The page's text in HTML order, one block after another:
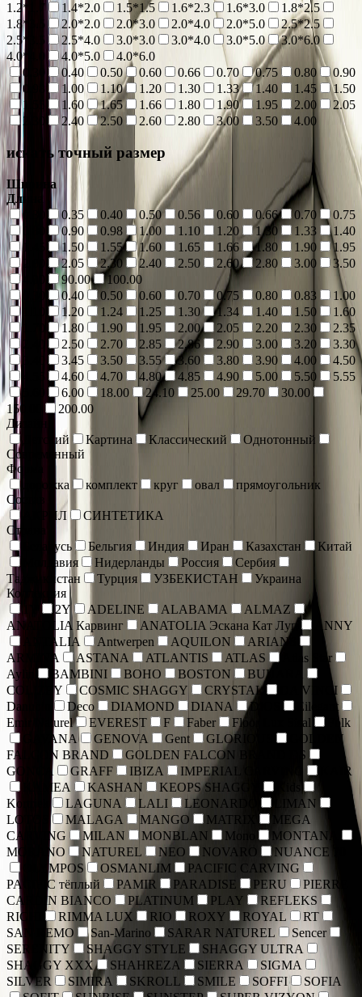
1.2*1.7
1.4*2.0 1.5*1.5 1.6*2.3 1.6*3.0
1.8*2.5
1.8*3.5
2.0*2.0 2.0*3.0 2.0*4.0 2.0*5.0
2.5*2.5
2.5*3.5
2.5*4.0 3.0*3.0 3.0*4.0 3.0*5.0
3.0*6.0
4.0*4.0
4.0*5.0
4.0*6.0
0.30
0.40 0.50 0.60 0.66 0.70 0.75 0.80
0.90
0.98
1.00 1.10 1.20 1.30 1.33 1.40 1.45
1.50
1.55
1.60 1.65 1.66 1.80 1.90 1.95 2.00
2.05
2.30
2.40 2.50 2.60 2.80 3.00 3.50 4.00
искать точный размер
Ширина
Длина
0.30
0.35 0.40 0.50 0.56 0.60 0.66 0.70
0.75
0.90 0.98 1.00 1.10 1.20 1.30 1.33
1.40
1.45
1.50 1.55 1.60 1.65 1.66 1.80 1.90
1.95
2.05 2.30 2.40 2.50 2.60 2.80 3.00
3.50
90.00
100.00
0.40 0.50 0.60 0.70 0.75 0.80 0.83
1.00
1.20 1.24 1.25 1.30 1.34 1.40 1.50
1.60
1.80 1.90 1.95 2.00 2.05 2.20 2.30
2.35
2.50 2.70 2.85 2.86 2.90 3.00 3.20
3.30
3.45 3.50 3.55 3.60 3.80 3.90 4.00
4.50
4.55
4.60 4.70 4.80 4.85 4.90 5.00 5.50
5.55
6.00 18.00 24.10 25.00 29.70
30.00
150.00
200.00
Дизайн
Детский
Картина Классический
Однотонный
Современный
Форма
дорожка
комплект круг овал
прямоугольник
Состав
АКРИЛ
СИНТЕТИКА
Страна
Беларусь
Бельгия Индия Иран Казахстан
Китай
Молдавия
Нидерланды Россия
Сербия
Таджикистан
Турция УЗБЕКИСТАН
Украина
Коллекция
2Y ADELINE ALABAMA
ALMAZ
ANATOLIA Карвинг
ANATOLIA Эскана Кат Луп
ANNY
ANTALIA
Antwerpen AQUILON
ARIANS
ARMINA
ASTANA ATLANTIS ATLAS
Atlas Star
Aylin
BAMBINI BOHO BOSTON
BUHARA
COLIZEY
COSMIC SHAGGY CRYSTAL
DA VINCI
Danubio
Deco DIAMOND DIANA DIOS
Eilegant
Emir Naturel
EVEREST F Faber Floor Lux Sisal
Folk
GAVANA
GENOVA Gent GLORIOUS
GOLDEN
FALCON BRAND
GOLDEN FALCON BRAND DS
GONCA
GRAFF IBIZA IMPERIAL CARVING
KAIR
KAMEA
KASHAN KEOPS SHAGGY
Kortriek
LAGUNA LALI LEONARDO
LIMAN
LOTOS
MALAGA MANGO MATRIX
MEGA
CARVING
MILAN MONBLAN Mono
MONTANA
MORANO
NATUREL NEO NOVARO
NUANCE 70
OLYMPOS
OSMANLIM
PACIFIC CARVING
PACIFIC тёплый
PAMIR PARADISE PERU
PIERRE
CARDIN BIANCO
PLATINUM PLAY
REFLEKS
RICHI
RIMMA LUX RIO ROXY ROYAL
RT
SAN REMO
San-Marino SARAR NATUREL
Sencer
SERENITY
SHAGGY STYLE
SHAGGY ULTRA
SHAGGY XXX
SHAHREZA SIERRA
SIGMA
SILVER
SIMIRA SKROLL SMILE SOFFI
SOFIA